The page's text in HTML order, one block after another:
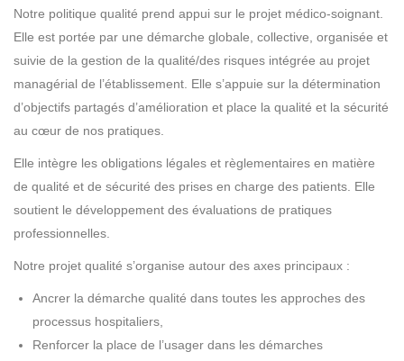
Notre politique qualité prend appui sur le projet médico-soignant.
Elle est portée par une démarche globale, collective, organisée et
suivie de la gestion de la qualité/des risques intégrée au projet
managérial de l’établissement. Elle s’appuie sur la détermination
d’objectifs partagés d’amélioration et place la qualité et la sécurité
au cœur de nos pratiques.
Elle intègre les obligations légales et règlementaires en matière
de qualité et de sécurité des prises en charge des patients. Elle
soutient le développement des évaluations de pratiques
professionnelles.
Notre projet qualité s’organise autour des axes principaux :
Ancrer la démarche qualité dans toutes les approches des
processus hospitaliers,
Renforcer la place de l’usager dans les démarches